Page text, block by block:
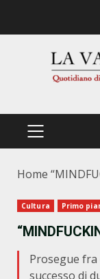
PRIMÄRES
Home
Cultura Primo
Prosegue fra
successo di